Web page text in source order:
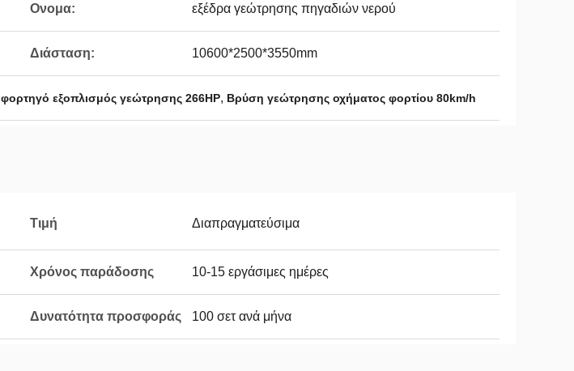
Ονομα: εξέδρα γεώτρησης πηγαδιών νερού
Διάσταση: 10600*2500*3550mm
φορτηγό εξοπλισμός γεώτρησης 266HP, Βρύση γεώτρησης οχήματος φορτίου 80km/h
Τιμή Διαπραγματεύσιμα
Χρόνος παράδοσης 10-15 εργάσιμες ημέρες
Δυνατότητα προσφοράς 100 σετ ανά μήνα